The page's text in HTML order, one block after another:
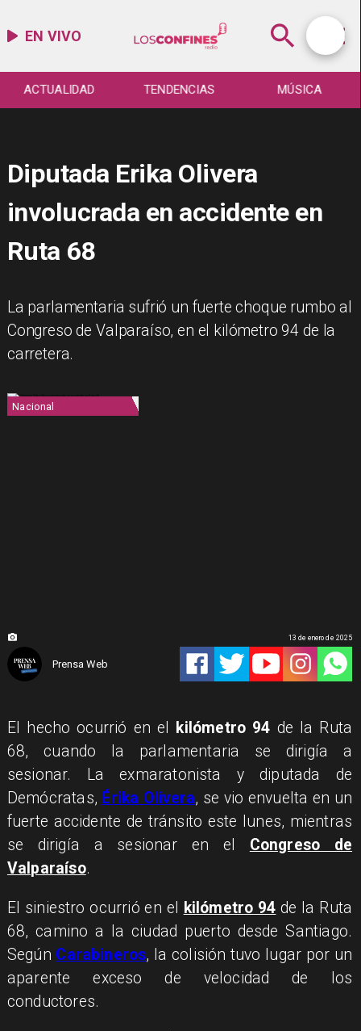
EN VIVO
ACTUALIDAD TENDENCIAS MÚSICA
Diputada Erika Olivera
involucrada en accidente en
Ruta 68
La parlamentaria sufrió un fuerte choque rumbo al
Congreso de Valparaíso, en el kilómetro 94 de la
carretera.
Nacional
Prensa Web
13 de enero de 2025
El hecho ocurrió en el kilómetro 94 de la Ruta
68, cuando la parlamentaria se dirigía a
sesionar. La exmaratonista y diputada de
Demócratas, Érika Olivera, se vio envuelta en un
fuerte accidente de tránsito este lunes, mientras
se dirigía a sesionar en el Congreso de
Valparaíso.
El siniestro ocurrió en el kilómetro 94 de la Ruta
68, camino a la ciudad puerto desde Santiago.
Según Carabineros, la colisión tuvo lugar por un
aparente exceso de velocidad de los
conductores.